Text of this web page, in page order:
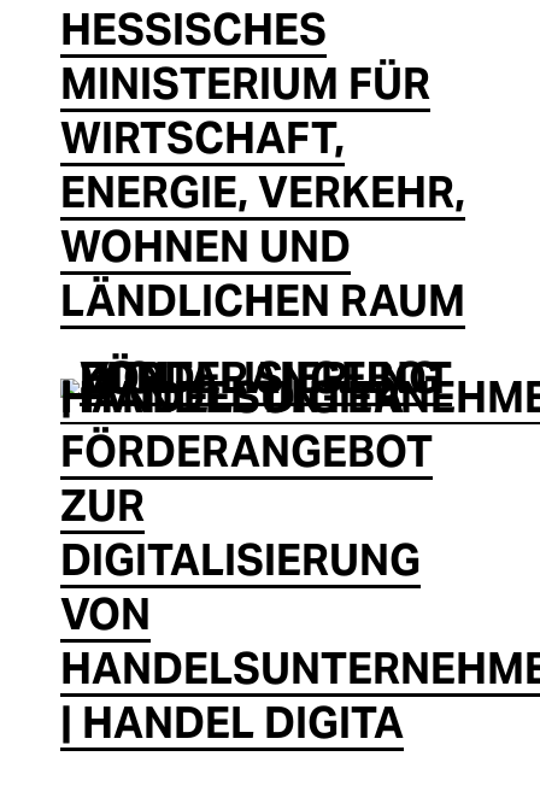
HESSISCHES
MINISTERIUM FÜR
WIRTSCHAFT,
ENERGIE, VERKEHR,
WOHNEN UND
LÄNDLICHEN RAUM
FÖRDERANGEBOT
ZUR
DIGITALISIERUNG
VON
| HANDEL DIGITA